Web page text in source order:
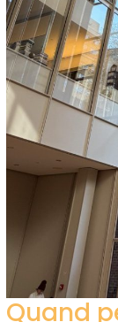
Quand